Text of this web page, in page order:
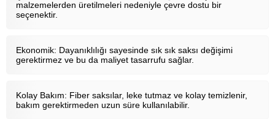
malzemelerden üretilmeleri nedeniyle çevre dostu bir
seçenektir.
Ekonomik: Dayanıklılığı sayesinde sık sık saksı değişimi
gerektirmez ve bu da maliyet tasarrufu sağlar.
Kolay Bakım: Fiber saksılar, leke tutmaz ve kolay temizlenir,
bakım gerektirmeden uzun süre kullanılabilir.